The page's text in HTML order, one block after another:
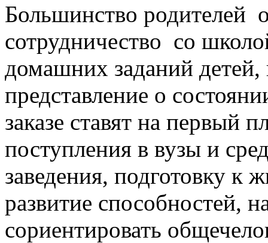
Большинство родителей
сотрудничество со
домашних заданий детей,
представление о
заказе ставят на первый
поступления в вузы и
заведения, подготовку к
развитие способностей,
сориентировать